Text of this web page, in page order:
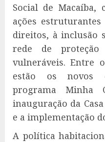
Social de Macaíba,
ações
direitos, à inclusão
rede de proteção
vulneráveis. Entre
estão os novos
programa Minha
inauguração da
e a implementação
A política